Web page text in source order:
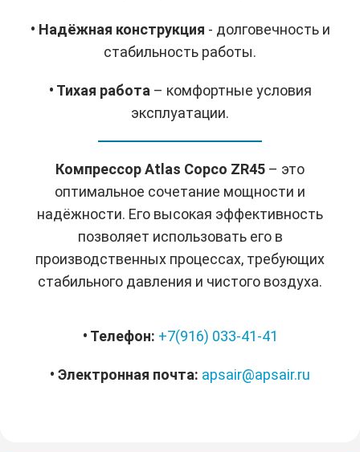
• Надёжная конструкция - долговечность и
стабильность работы.
• Тихая работа – комфортные условия
эксплуатации.
Компрессор Atlas Copco ZR45 – это
оптимальное сочетание мощности и
надёжности. Его высокая эффективность
позволяет использовать его в
производственных процессах, требующих
стабильного давления и чистого воздуха.
• Телефон: +7(916) 033-41-41
• Электронная почта: apsair@apsair.ru